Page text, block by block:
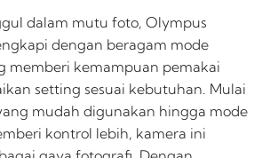
dalam mutu foto, Olympus
dengan beragam mode
memberi kemampuan pemakai
setting sesuai kebutuhan. Mulai
mudah digunakan hingga mode
kontrol lebih, kamera ini